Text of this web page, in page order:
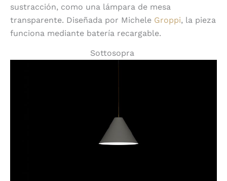
sustracción, como una lámpara de mesa
transparente. Diseñada por Michele Groppi, la pieza
funciona mediante batería recargable.
Sottosopra